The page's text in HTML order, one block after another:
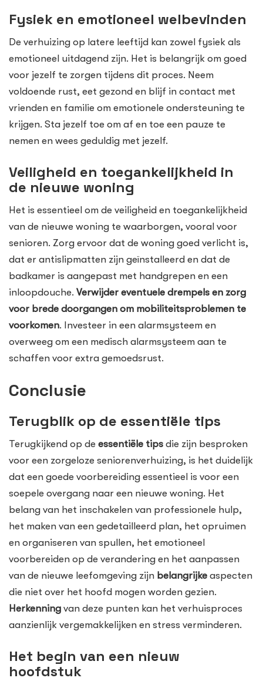
Fysiek en emotioneel welbevinden
De verhuizing op latere leeftijd kan zowel fysiek als
emotioneel uitdagend zijn. Het is belangrijk om goed
voor jezelf te zorgen tijdens dit proces. Neem
voldoende rust, eet gezond en blijf in contact met
vrienden en familie om emotionele ondersteuning te
krijgen. Sta jezelf toe om af en toe een pauze te
nemen en wees geduldig met jezelf.
Veiligheid en toegankelijkheid in
de nieuwe woning
Het is essentieel om de veiligheid en toegankelijkheid
van de nieuwe woning te waarborgen, vooral voor
senioren. Zorg ervoor dat de woning goed verlicht is,
dat er antislipmatten zijn geïnstalleerd en dat de
badkamer is aangepast met handgrepen en een
inloopdouche. Verwijder eventuele drempels en zorg
voor brede doorgangen om mobiliteitsproblemen te
voorkomen. Investeer in een alarmsysteem en
overweeg om een medisch alarmsysteem aan te
schaffen voor extra gemoedsrust.
Conclusie
Terugblik op de essentiële tips
Terugkijkend op de essentiële tips die zijn besproken
voor een zorgeloze seniorenverhuizing, is het duidelijk
dat een goede voorbereiding essentieel is voor een
soepele overgang naar een nieuwe woning. Het
belang van het inschakelen van professionele hulp,
het maken van een gedetailleerd plan, het opruimen
en organiseren van spullen, het emotioneel
voorbereiden op de verandering en het aanpassen
van de nieuwe leefomgeving zijn belangrijke aspecten
die niet over het hoofd mogen worden gezien.
Herkenning van deze punten kan het verhuisproces
aanzienlijk vergemakkelijken en stress verminderen.
Het begin van een nieuw
hoofdstuk